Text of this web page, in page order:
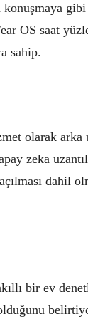
OS saat
sahip.
olarak arka
zeka
dahil
bir ev